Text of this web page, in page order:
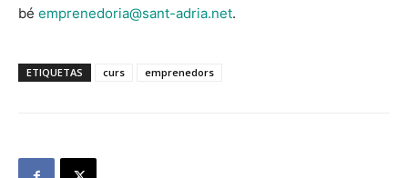
bé emprenedoria@sant-adria.net.
ETIQUETAS curs emprenedors